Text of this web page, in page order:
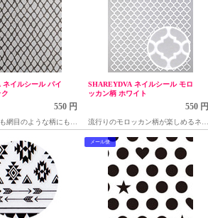
ネイルシール パイ
550 円
網目のような柄にも使
SHAREYDVA ネイルシール モロ
ッカン柄 ホワイト
550 円
流行りのモロッカン柄が楽しめるネイ
ルシール
メール便